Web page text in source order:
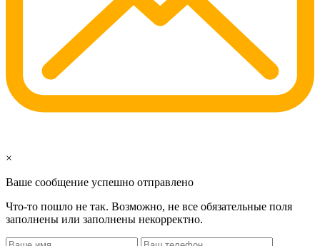
×
Ваше сообщение успешно отправлено
Что-то пошло не так. Возможно, не все обязательные поля
заполнены или заполнены некорректно.